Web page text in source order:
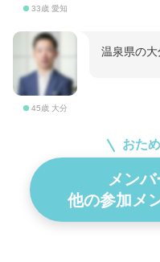
33歳 愛知
45歳 大分
温泉県の
おた
メン
他の参加メ